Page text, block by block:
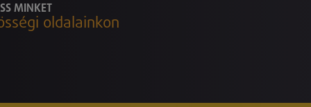
MINKET
oldalainkon